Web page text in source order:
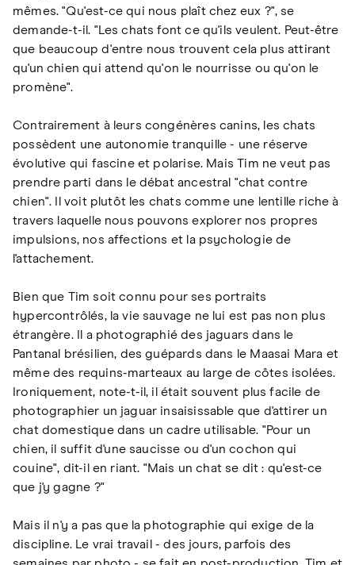
mêmes. "Qu'est-ce qui nous plaît chez eux ?", se
demande-t-il. "Les chats font ce qu'ils veulent. Peut-être
que beaucoup d'entre nous trouvent cela plus attirant
qu'un chien qui attend qu'on le nourrisse ou qu'on le
promène".
Contrairement à leurs congénères canins, les chats
possèdent une autonomie tranquille - une réserve
évolutive qui fascine et polarise. Mais Tim ne veut pas
prendre parti dans le débat ancestral "chat contre
chien". Il voit plutôt les chats comme une lentille riche à
travers laquelle nous pouvons explorer nos propres
impulsions, nos affections et la psychologie de
l'attachement.
Bien que Tim soit connu pour ses portraits
hypercontrôlés, la vie sauvage ne lui est pas non plus
étrangère. Il a photographié des jaguars dans le
Pantanal brésilien, des guépards dans le Maasai Mara et
même des requins-marteaux au large de côtes isolées.
Ironiquement, note-t-il, il était souvent plus facile de
photographier un jaguar insaisissable que d'attirer un
chat domestique dans un cadre utilisable. "Pour un
chien, il suffit d'une saucisse ou d'un cochon qui
couine", dit-il en riant. "Mais un chat se dit : qu'est-ce
que j'y gagne ?"
Mais il n'y a pas que la photographie qui exige de la
discipline. Le vrai travail - des jours, parfois des